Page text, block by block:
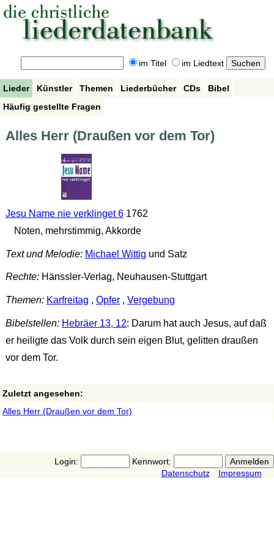
im Titel im Liedtext
Lieder Künstler Themen Liederbücher CDs
Bibel
Häufig gestellte Fragen
Alles Herr (Draußen vor dem Tor)
Jesu Name nie verklinget 61762
Noten, mehrstimmig, Akkorde
Text und Melodie: Michael Wittig und Satz
Rechte:Hänssler-Verlag, Neuhausen-Stuttgart
Themen: Karfreitag , Opfer, Vergebung
Bibelstellen: Hebräer 13, 12: Darum hat auch Jesus, auf daß
er heiligte das Volk durch sein eigen Blut, gelitten draußen
vor dem Tor.
Zuletzt angesehen:
Alles Herr (Draußen vor dem Tor)
Login:
Kennwort:
Datenschutz
Impressum